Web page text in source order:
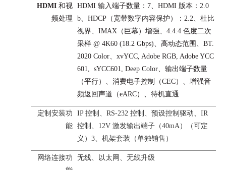
HDMI 和视
频处理
HDMI 输入端子数量：7、 HDMI 版本：2.0
b、 HDCP（宽带数字内容保护）：2.2、 杜比
视界、 IMAX（巨幕）增强、 4:4:4 色度二次
采样 @ 4K60 (18.2 Gbps)、 高动态范围、 BT.
2020 Color、 xvYCC, Adobe RGB, Adobe YCC
601, sYCC601, Deep Color、 输出端子数量
（平行）、 消费电子控制（CEC）、 增强音
频返回声道（eARC）、 待机直通
定制安装功
能
IP 控制、 RS-232 控制、 预设控制驱动、 IR
控制、 12V 激发输出端子（40mA）（可定
义）3、 机架套装（单独销售）
网络连接功
无线、以太网、无线升级